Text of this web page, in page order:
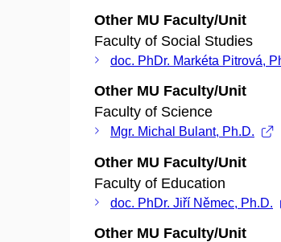
Other MU Faculty/Unit
Faculty of Social Studies
doc. PhDr. Markéta Pitrová,
Other MU Faculty/Unit
Faculty of Science
Mgr. Michal Bulant, Ph.D.
Other MU Faculty/Unit
Faculty of Education
doc. PhDr. Jiří Němec, Ph.D.
Other MU Faculty/Unit